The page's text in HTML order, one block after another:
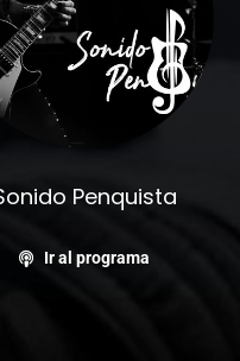
Penquista
Ir al programa